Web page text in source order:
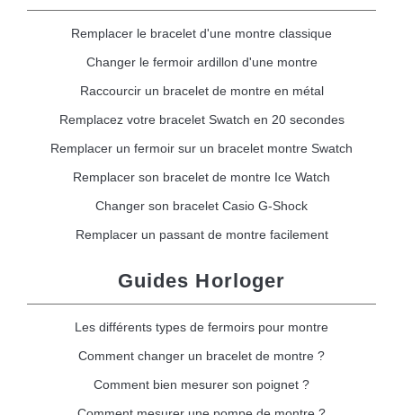
Remplacer le bracelet d'une montre classique
Changer le fermoir ardillon d'une montre
Raccourcir un bracelet de montre en métal
Remplacez votre bracelet Swatch en 20 secondes
Remplacer un fermoir sur un bracelet montre Swatch
Remplacer son bracelet de montre Ice Watch
Changer son bracelet Casio G-Shock
Remplacer un passant de montre facilement
Guides Horloger
Les différents types de fermoirs pour montre
Comment changer un bracelet de montre ?
Comment bien mesurer son poignet ?